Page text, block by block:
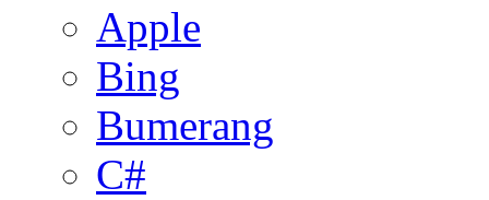
Apple
Bing
Bumerang
C#